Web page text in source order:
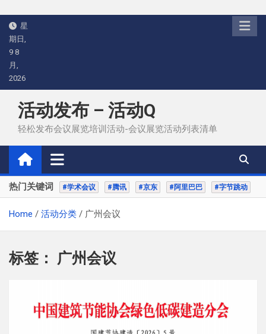
Skip
content
星
期日,
9 8
月,
2026
活动发布 – 活动Q
轻松发布会议展览培训活动-会议展览活动列表清单
热门关键词 #学术会议 #腾讯 #京东 #阿里巴巴 #字节跳动
Home 活动分类 广州会议
标签： 广州会议